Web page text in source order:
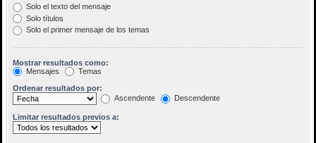
Solo el texto del mensaje
Solo títulos
Solo el primer mensaje de los temas
Mostrar resultados como:
Mensajes
Temas
Ordenar resultados por:
Ascendente
Descendente
Limitar resultados previos a: